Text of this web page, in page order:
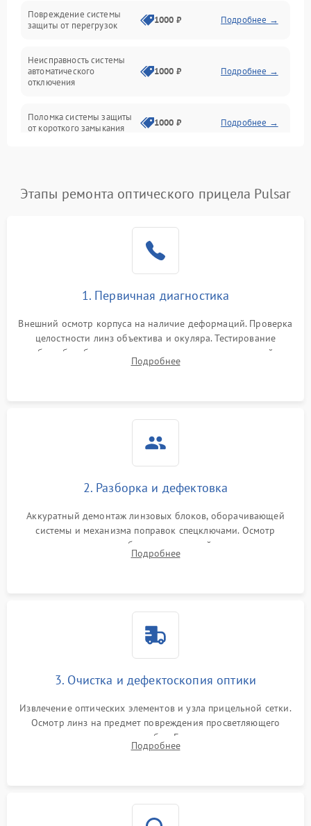
Электропитание
Механика
Корпус/Герметичность
Повреждение системы
защиты от перегрузок
1000 ₽ Подробнее →
Неисправность системы
автоматического
отключения
1000 ₽ Подробнее →
Поломка системы защиты
от короткого замыкания
1000 ₽ Подробнее →
1000 ₽
защиты от перегрева
Поломка системы защиты
1000 ₽
Этапы ремонта оптического прицела Pulsar
1. Первичная диагностика
Внешний осмотр корпуса на наличие деформаций. Проверка
целостности линз объектива и окуляра. Тестирование
работы барабанчиков ввода поправок, кольца отстройки
параллакса и зума. Выявление сколов, внутренних
Подробнее
2. Разборка и дефектовка
Аккуратный демонтаж линзовых блоков, оборачивающей
системы и механизма поправок спецключами. Осмотр
внутренних резьбовых соединений, пружин и
уплотнительных колец. Поиск причин люфта, смещения
Подробнее
3. Очистка и дефектоскопия оптики
Извлечение оптических элементов и узла прицельной сетки.
Осмотр линз на предмет повреждения просветляющего
покрытия или появления грибка. Бережная очистка стекол
спецрастворами. Проверка целостности гравированной
Подробнее